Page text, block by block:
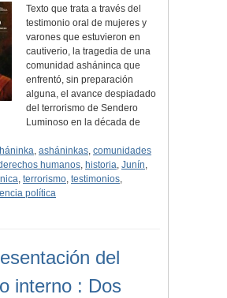
Texto que trata a través del
testimonio oral de mujeres y
varones que estuvieron en
cautiverio, la tragedia de una
comunidad asháninca que
enfrentó, sin preparación
alguna, el avance despiadado
del terrorismo de Sendero
Luminoso en la década de
, asháninkas, comunidades
humanos, historia, Junín,
, terrorismo, testimonios,
política
del
interno : Dos